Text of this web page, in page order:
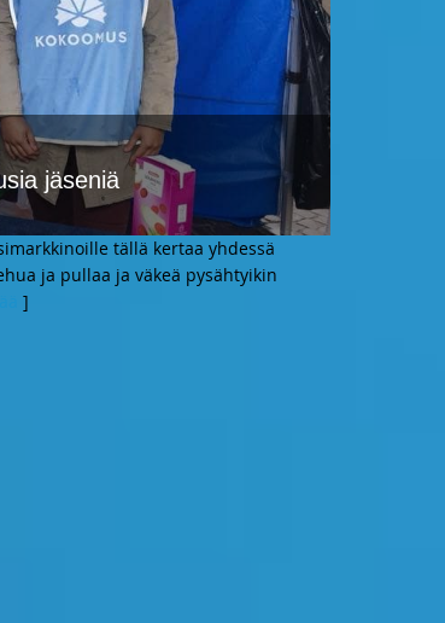
jäseniä
tällä kertaa yhdessä
ja pullaa ja väkeä pysähtyikin
]